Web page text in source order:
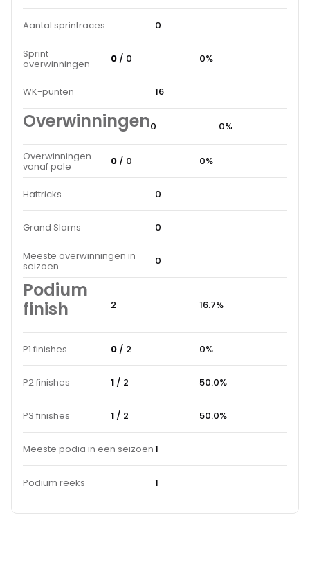
Aantal sprintraces 0
Sprint
overwinningen 0 / 0 0%
WK-punten 16
Overwinningen0 0%
Overwinningen
vanaf pole 0 / 0 0%
Hattricks 0
Grand Slams 0
Meeste overwinningen in
seizoen 0
Podium
finish
2 16.7%
P1 finishes 0 / 2 0%
P2 finishes 1 / 2 50.0%
P3 finishes 1 / 2 50.0%
Meeste podia in een seizoen1
Podium reeks 1